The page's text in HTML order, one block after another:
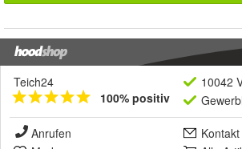
Teich24
100% positiv
10042
Anrufen
Kontakt